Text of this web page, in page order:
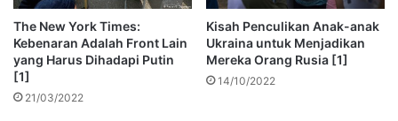
The New York Times:
Kebenaran Adalah Front Lain
yang Harus Dihadapi Putin
[1]
21/03/2022
Kisah Penculikan Anak-anak
Ukraina untuk Menjadikan
Mereka Orang Rusia [1]
14/10/2022